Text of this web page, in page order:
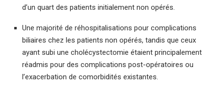
d’un quart des patients initialement non opérés.
Une majorité de réhospitalisations pour complications
biliaires chez les patients non opérés, tandis que ceux
ayant subi une cholécystectomie étaient principalement
réadmis pour des complications post-opératoires ou
l’exacerbation de comorbidités existantes.